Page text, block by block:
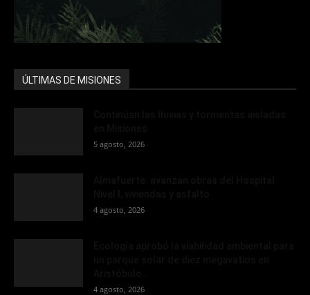
ÚLTIMAS DE MISIONES
5 agosto, 2026
4 agosto, 2026
4 agosto, 2026